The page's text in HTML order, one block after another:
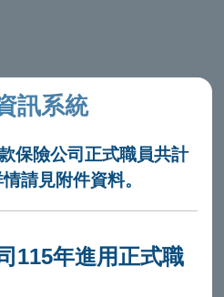
訊系統
保險公司正式職員共計
請見附件資料。
115年進用正式職